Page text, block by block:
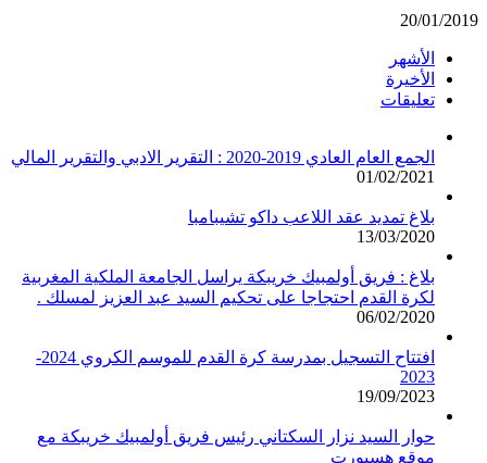
20/01/2019
الأشهر
الأخيرة
تعليقات
الجمع العام العادي 2019-2020 : التقرير الادبي والتقرير المالي
01/02/2021
بلاغ تمديد عقد اللاعب داكو تشيبامبا
13/03/2020
بلاغ : فريق أولمبيك خريبكة يراسل الجامعة الملكية المغربية
لكرة القدم احتجاجا على تحكيم السيد عبد العزيز لمسلك .
06/02/2020
افتتاح التسجيل بمدرسة كرة القدم للموسم الكروي 2024-
2023
19/09/2023
حوار السيد نزار السكتاني رئيس فريق أولمبيك خريبكة مع
موقع هسبورت